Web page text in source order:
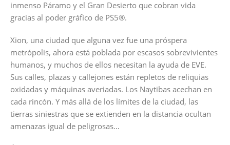
inmenso Páramo y el Gran Desierto que cobran vida
gracias al poder gráfico de PS5®.
Xion, una ciudad que alguna vez fue una próspera
metrópolis, ahora está poblada por escasos sobrevivientes
humanos, y muchos de ellos necesitan la ayuda de EVE.
Sus calles, plazas y callejones están repletos de reliquias
oxidadas y máquinas averiadas. Los Naytibas acechan en
cada rincón. Y más allá de los límites de la ciudad, las
tierras siniestras que se extienden en la distancia ocultan
amenazas igual de peligrosas…